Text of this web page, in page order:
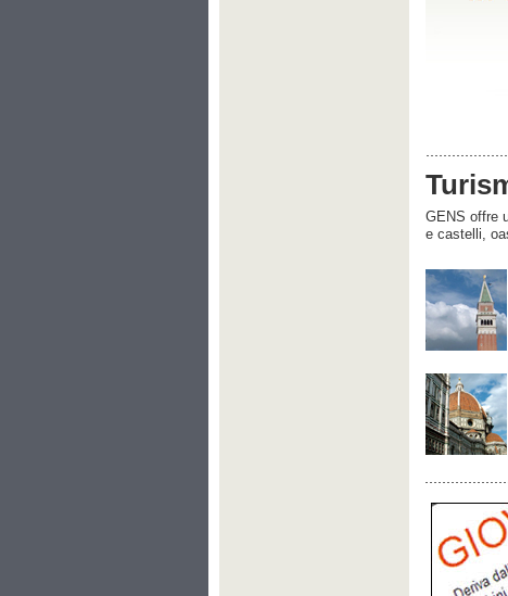
GENS offre
e castelli,